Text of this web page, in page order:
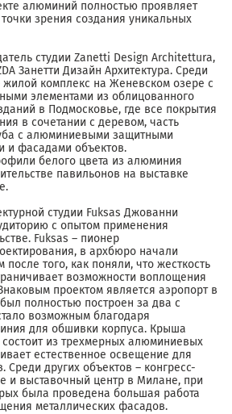
алюминий полностью проявляет
зрения создания уникальных
студии Zanetti Design Architettura,
Занетти Дизайн Архитектура. Среди
комплекс на Женевском озере с
элементами из облицованного
в Подмосковье, где все покрытия
в сочетании с деревом, часть
с алюминиевыми защитными
и фасадами объектов.
белого цвета из алюминия
павильонов на выставке
студии Fuksas Джованни
с опытом применения
Fuksas – пионер
в архбюро начали
того, как поняли, что жесткость
возможности воплощения
проектом является аэропорт в
полностью построен за два с
возможным благодаря
для обшивки корпуса. Крыша
из трехмерных алюминиевых
естественное освещение для
Среди других объектов – конгресс-
и выставочный центр в Милане, при
была проведена большая работа
металлических фасадов.